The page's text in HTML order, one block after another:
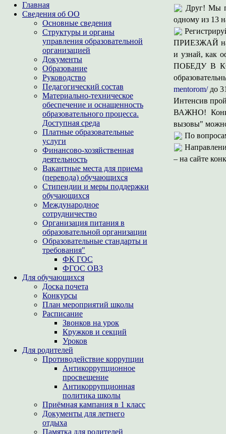
Главная
Сведения об ОО
Основные сведения
Структуры и органы
управления образовательной
организацией
Документы
Образование
Руководство
Педагогический состав
Материально-техническое
обеспечение и оснащенность
образовательного процесса.
Доступная среда
Платные образовательные
услуги
Финансово-хозяйственная
деятельность
Вакантные места для приема
(перевода) обучающихся
Стипендии и меры поддержки
обучающихся
Международное
сотрудничество
Организация питания в
образовательной организации
Образовательные стандарты и
требования"
ФК ГОС
ФГОС ОВЗ
Для обучающихся
Доска почета
Конкурсы
План мероприятий школы
Расписание
Звонков на урок
Кружков и секций
Уроков
Для родителей
Противодействие коррупции
Антикоррупционное
просвещение
Антикоррупционная
политика школы
Приёмная кампания в 1 класс
Документы для летнего
отдыха
Памятка для родителей
Друг! Мы
одному из 13
ПРИЕЗЖАЙ на
и узнай, как
ПОБЕДУ В
mentorom/до
Интенсив
ВАЖНО!
вызовы" можно
По
– на сайте